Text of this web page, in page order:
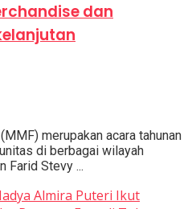
dan
merupakan acara tahunan
di berbagai wilayah
Farid Stevy ...